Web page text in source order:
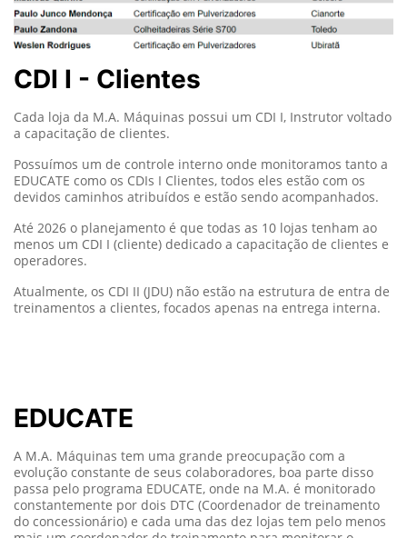
Até 2026 o planejamento é que todas as 10 lojas tenham ao
menos um CDI I (cliente) dedicado a capacitação de clientes e
operadores.
Atualmente, os CDI II (JDU) não estão na estrutura de entra de
treinamentos a clientes, focados apenas na entrega interna.
EDUCATE
A M.A. Máquinas tem uma grande preocupação com a
evolução constante de seus colaboradores, boa parte disso
passa pelo programa EDUCATE, onde na M.A. é monitorado
constantemente por dois DTC (Coordenador de treinamento
do concessionário) e cada uma das dez lojas tem pelo menos
mais um coordenador de treinamento para monitorar o
Especialista – 10,8%
Lembrando que as métricas eram:
Nível 1 – 30%
Nível 2 – 10%
Especialista – 5%
Esse resultado é fruto de empenho de toda equipe e o